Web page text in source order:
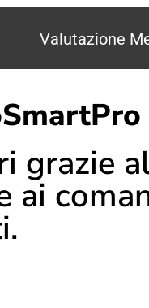
Valutazione
grazie
ai